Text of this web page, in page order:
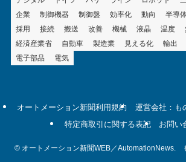
企業
制御機器 制御盤 効率化 動向 半導
採用
接続 搬送 改善 機械 液晶 温度
経済産業省
自動車 製造業 見える化 輸出
電子部品
電気
オートメーション新聞利用規約
運営会社：も
特定商取引に関する表記
お問い
© オートメーション新聞WEB／AutomationNews.